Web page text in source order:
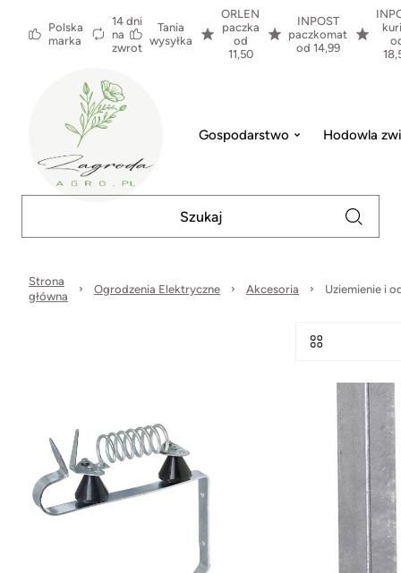
Polska
marka
14 dni
na
zwrot
Tania
wysyłka
ORLEN
paczka
od
11,50
INPOST
paczkomat
od 14,99
Gospodarstwo Hodowla
Strona
główna
Ogrodzenia Elektryczne Akcesoria Uziemienie i